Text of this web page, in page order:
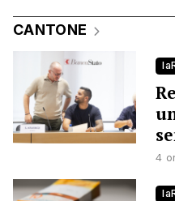
CANTONE
4